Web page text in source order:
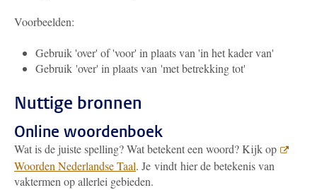
Voorbeelden:
Gebruik 'over' of 'voor' in plaats van 'in het kader van'
Gebruik 'over' in plaats van 'met betrekking tot'
Nuttige bronnen
Online woordenboek
Wat is de juiste spelling? Wat betekent een woord? Kijk op
Woorden Nederlandse Taal. Je vindt hier de betekenis van
vaktermen op allerlei gebieden.